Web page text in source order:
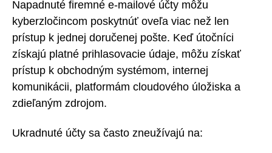
Napadnuté firemné e-mailové účty môžu
kyberzločincom poskytnúť oveľa viac než len
prístup k jednej doručenej pošte. Keď útočníci
získajú platné prihlasovacie údaje, môžu získať
prístup k obchodným systémom, internej
komunikácii, platformám cloudového úložiska a
zdieľaným zdrojom.
Ukradnuté účty sa často zneužívajú na: